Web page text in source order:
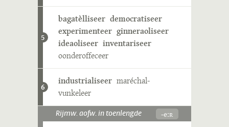
5
bagatèlliseer democratiseer
experimenteer ginneraoliseer
ideaoliseer inventariseer
oonderoffeceer
6
industrialiseer maréchal-
vunkeleer
Rijmw. aofw. in toenlengde -eːʀ